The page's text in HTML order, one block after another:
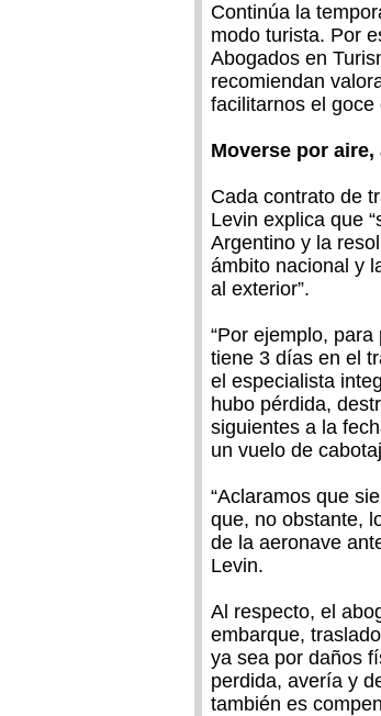
Continúa la
modo turista. Por
Abogados en
recomiendan
facilitarnos el goce
Moverse por
Cada contrato de
Levin explica que
Argentino y la
ámbito nacional y
al exterior”.
“Por ejemplo,
tiene 3 días en el
el especialista
hubo pérdida,
siguientes a la
un vuelo de
“Aclaramos que
que, no obstante,
de la aeronave
Levin.
Al respecto, el
embarque,
ya sea por daños
perdida, avería y
también es